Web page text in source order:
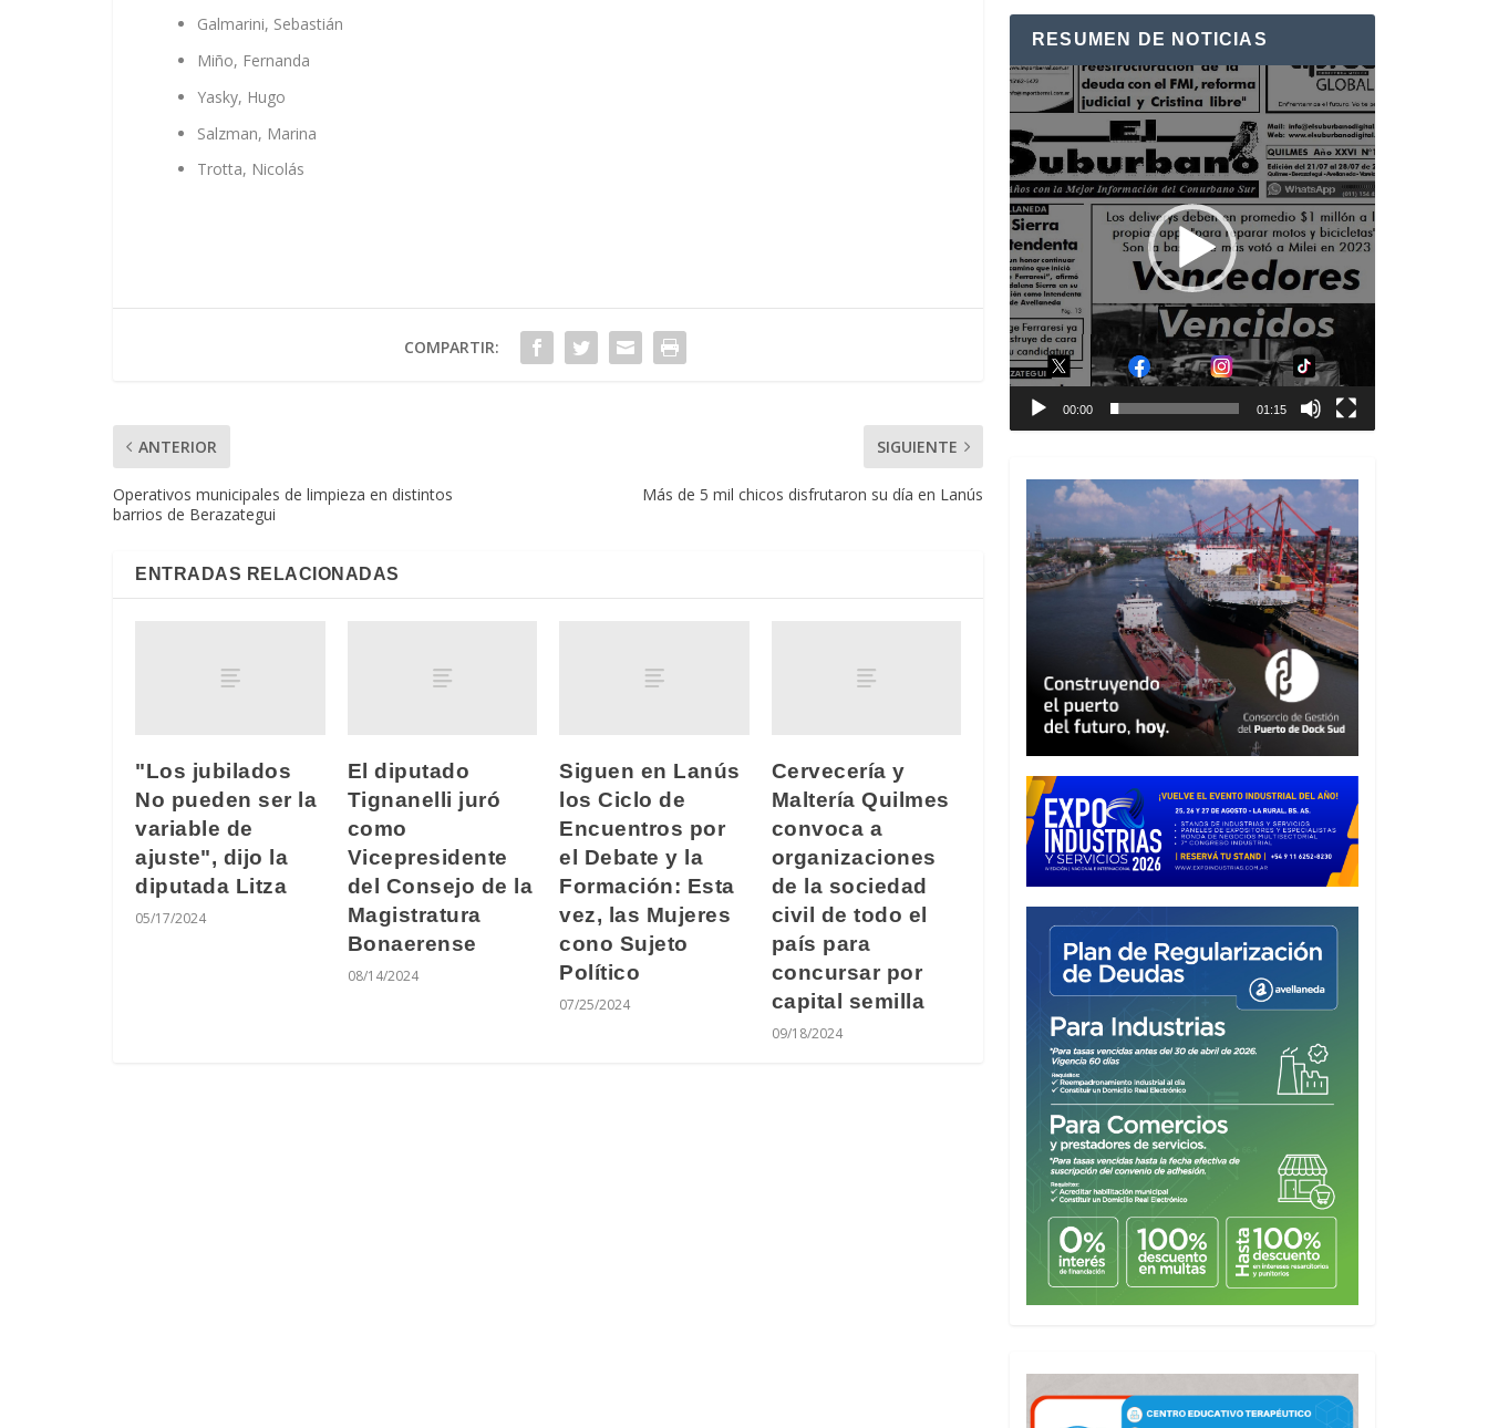
Galmarini, Sebastián
Miño, Fernanda
Yasky, Hugo
Salzman, Marina
Trotta, Nicolás
COMPARTIR:
ANTERIOR
Operativos municipales de limpieza en distintos
barrios de Berazategui
SIGUIENTE
Más de 5 mil chicos disfrutaron su día en Lanús
ENTRADAS RELACIONADAS
"Los jubilados
No pueden ser la
variable de
ajuste", dijo la
diputada Litza
05/17/2024
El diputado
Tignanelli juró
como
Vicepresidente
del Consejo de la
Magistratura
Bonaerense
08/14/2024
Siguen en Lanús
los Ciclo de
Encuentros por
el Debate y la
Formación: Esta
vez, las Mujeres
cono Sujeto
Político
07/25/2024
Cervecería y
Maltería Quilmes
convoca a
organizaciones
de la sociedad
civil de todo el
país para
concursar por
capital semilla
09/18/2024
RESUMEN DE NOTICIAS
Reproductor
de
vídeo
00:00 01:15